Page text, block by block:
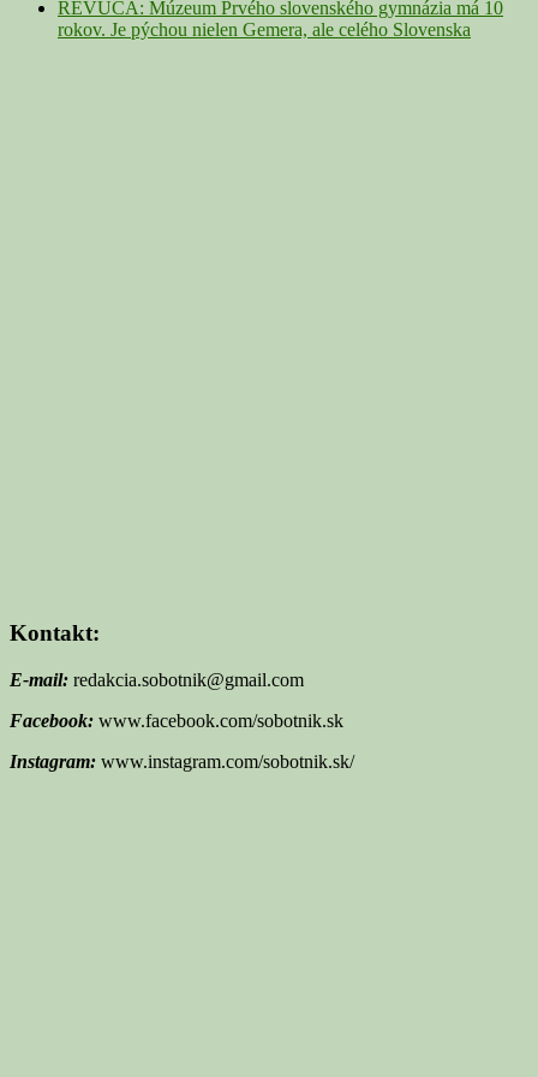
REVÚCA: Múzeum Prvého slovenského gymnázia má 10
rokov. Je pýchou nielen Gemera, ale celého Slovenska
Kontakt:
E-mail: redakcia.sobotnik@gmail.com
Facebook: www.facebook.com/sobotnik.sk
Instagram: www.instagram.com/sobotnik.sk/